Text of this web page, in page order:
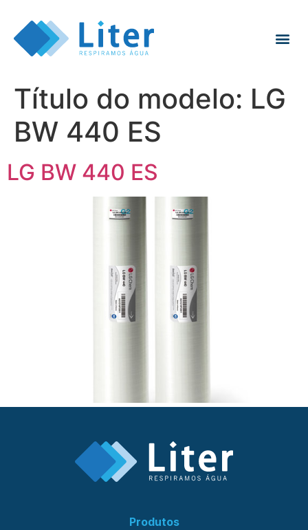
Título do modelo: LG
BW 440 ES
LG BW 440 ES
Produtos